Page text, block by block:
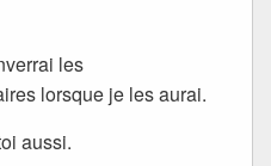
les
lorsque je les aurai.
aussi.